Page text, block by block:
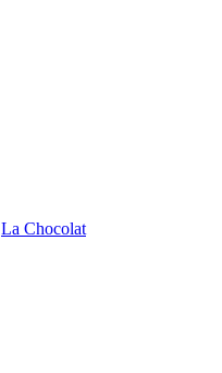
La Chocolat